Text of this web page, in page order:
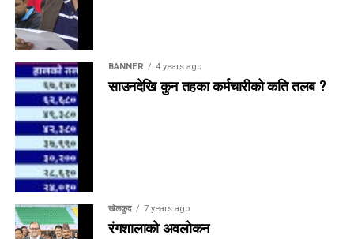
BANNER 4 years ago
साउनदेखि कुन तहका कर्मचारीको कति तलब ?
खेलकुद 7 years ago
रंगशालाको अवलोकन